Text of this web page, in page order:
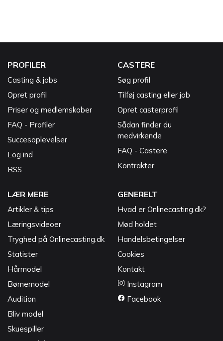
PROFILER
Casting & jobs
Opret profil
Priser og medlemskaber
FAQ - Profiler
Succesoplevelser
Log ind
RSS
CASTERE
Søg profil
Tilføj casting eller job
Opret casterprofil
Sådan finder du
medvirkende
FAQ - Castere
Kontrakter
LÆR MERE
Artikler & tips
Læringsvideoer
Tryghed på Onlinecasting.dk
Statister
Hårmodel
Børnemodel
Audition
Bliv model
Skuespiller
GENERELT
Hvad er Onlinecasting.dk?
Mød holdet
Handelsbetingelser
Cookies
Kontakt
Instagram
Facebook